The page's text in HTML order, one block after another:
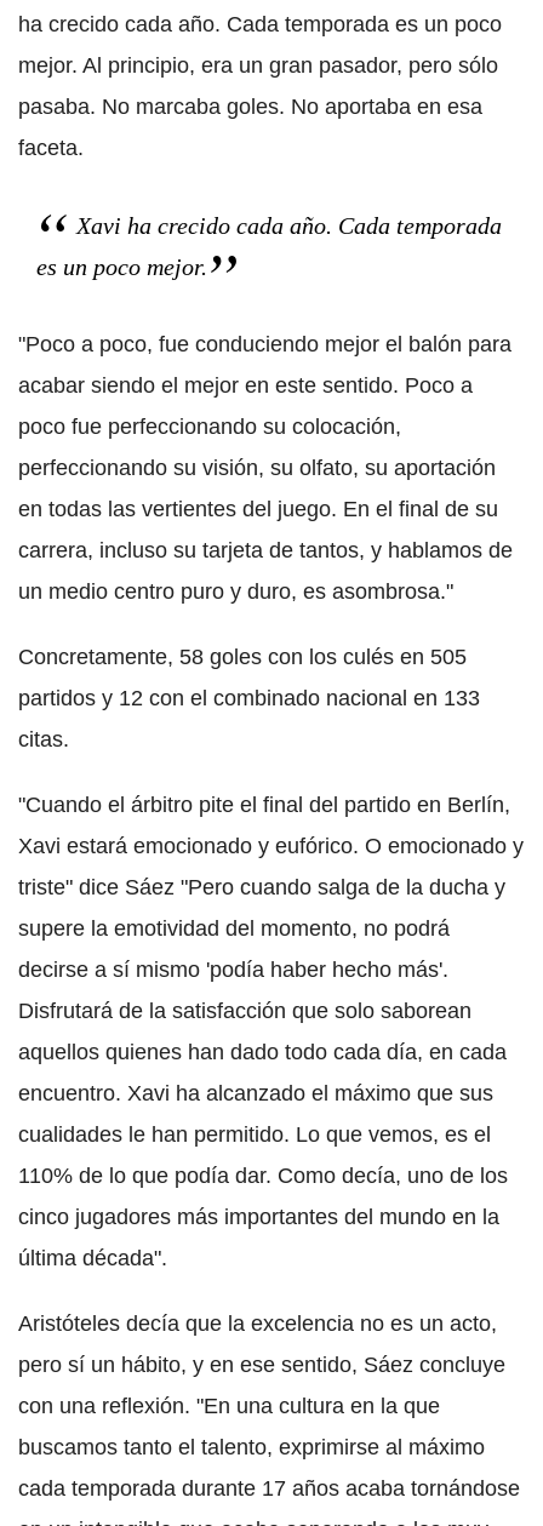
ha crecido cada año. Cada temporada es un poco
mejor. Al principio, era un gran pasador, pero sólo
pasaba. No marcaba goles. No aportaba en esa
faceta.
Xavi ha crecido cada año. Cada temporada
es un poco mejor.
"Poco a poco, fue conduciendo mejor el balón para
acabar siendo el mejor en este sentido. Poco a
poco fue perfeccionando su colocación,
perfeccionando su visión, su olfato, su aportación
en todas las vertientes del juego. En el final de su
carrera, incluso su tarjeta de tantos, y hablamos de
un medio centro puro y duro, es asombrosa."
Concretamente, 58 goles con los culés en 505
partidos y 12 con el combinado nacional en 133
citas.
"Cuando el árbitro pite el final del partido en Berlín,
Xavi estará emocionado y eufórico. O emocionado y
triste" dice Sáez "Pero cuando salga de la ducha y
supere la emotividad del momento, no podrá
decirse a sí mismo 'podía haber hecho más'.
Disfrutará de la satisfacción que solo saborean
aquellos quienes han dado todo cada día, en cada
encuentro. Xavi ha alcanzado el máximo que sus
cualidades le han permitido. Lo que vemos, es el
110% de lo que podía dar. Como decía, uno de los
cinco jugadores más importantes del mundo en la
última década".
Aristóteles decía que la excelencia no es un acto,
pero sí un hábito, y en ese sentido, Sáez concluye
con una reflexión. "En una cultura en la que
buscamos tanto el talento, exprimirse al máximo
cada temporada durante 17 años acaba tornándose